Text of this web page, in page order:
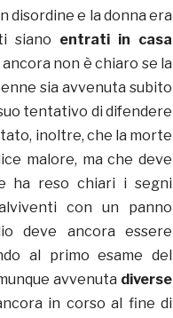
e la donna era
siano entrati in casa
non è chiaro se la
sia avvenuta subito
tentativo di difendere
inoltre, che la morte
malore, ma che deve
ha reso chiari i segni
con un panno
deve ancora essere
al primo esame del
avvenuta diverse
in corso al fine di